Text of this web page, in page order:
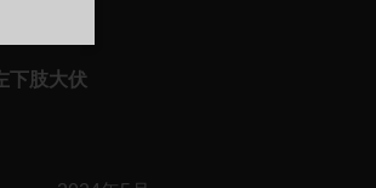
下肢大伏